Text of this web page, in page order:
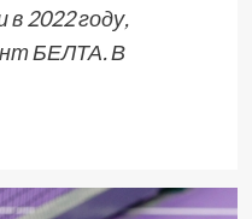
2022 году,
БЕЛТА. В